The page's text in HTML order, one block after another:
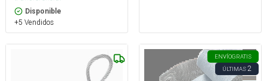
Disponible
+5 Vendidos
ENVÍOGRATIS
ÚLTIMAS2